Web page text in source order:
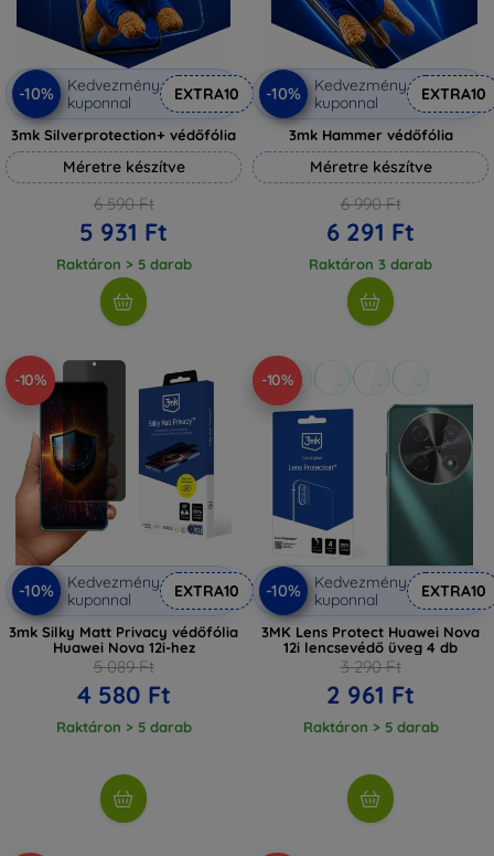
-10%
Kedvezmény
kuponnal
EXTRA10
3mk Silverprotection+ védőfólia
Méretre készítve
6 590 Ft
5 931 Ft
Raktáron > 5 darab
-10%
Kedvezmény
kuponnal
EXTRA10
3mk Hammer védőfólia
Méretre készítve
6 990 Ft
6 291 Ft
Raktáron 3 darab
-10%
-10%
Kedvezmény
kuponnal
EXTRA10
3mk Silky Matt Privacy védőfólia
Huawei Nova 12i-hez
5 089 Ft
4 580 Ft
Raktáron > 5 darab
-10%
-10%
Kedvezmény
kuponnal
EXTRA10
3MK Lens Protect Huawei Nova
12i lencsevédő üveg 4 db
3 290 Ft
2 961 Ft
Raktáron > 5 darab